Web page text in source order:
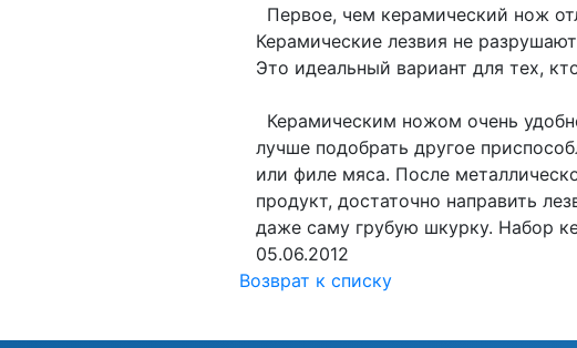
Первое, чем керамический нож
Керамические лезвия не
Это идеальный вариант для тех,
Керамическим ножом очень
лучше подобрать другое
или филе мяса. После
продукт, достаточно направить
даже саму грубую шкурку. Набор
05.06.2012
Возврат к списку